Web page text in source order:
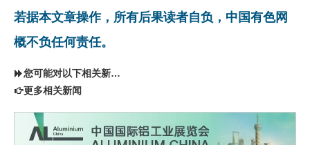
若据本文章操作，所有后果读者自负，中国有色网
概不负任何责任。
您可能对以下相关新闻同样感兴趣
更多相关新闻